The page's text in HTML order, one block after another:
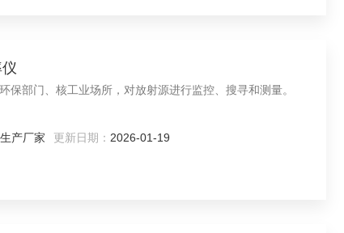
部门、核工业场所，对放射源进行监控、搜寻和测量。
生产厂家 更新日期： 2026-01-19